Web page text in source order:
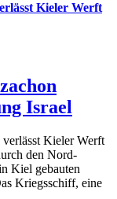
Kieler Werft
Israel
Kieler Werft
den Nord-
Kiel gebauten
Kriegsschiff, eine